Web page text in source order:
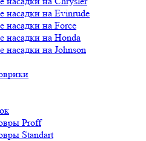
насадки на Evinrude
насадки на Force
насадки на Honda
насадки на Johnson
Proff
Standart